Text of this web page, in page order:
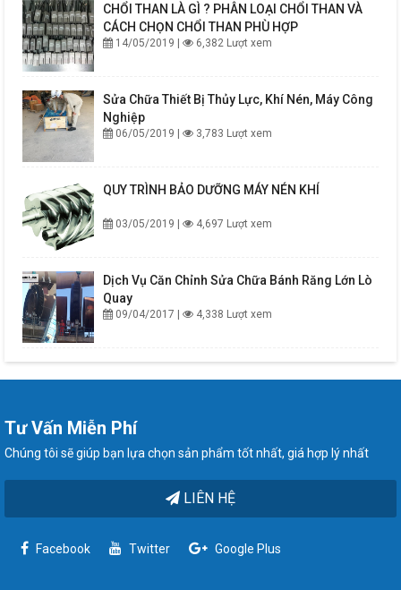
CHỔI THAN LÀ GÌ ? PHÂN LOẠI CHỔI THAN VÀ
CÁCH CHỌN CHỔI THAN PHÙ HỢP
14/05/2019 | 6,382 Lượt xem
Sửa Chữa Thiết Bị Thủy Lực, Khí Nén, Máy Công
Nghiệp
06/05/2019 | 3,783 Lượt xem
QUY TRÌNH BẢO DƯỠNG MÁY NÉN KHÍ
03/05/2019 | 4,697 Lượt xem
Dịch Vụ Căn Chỉnh Sửa Chữa Bánh Răng Lớn Lò
Quay
09/04/2017 | 4,338 Lượt xem
Tư Vấn Miễn Phí
Chúng tôi sẽ giúp bạn lựa chọn sản phẩm tốt nhất, giá hợp lý nhất
LIÊN HỆ
Facebook Twitter Google Plus